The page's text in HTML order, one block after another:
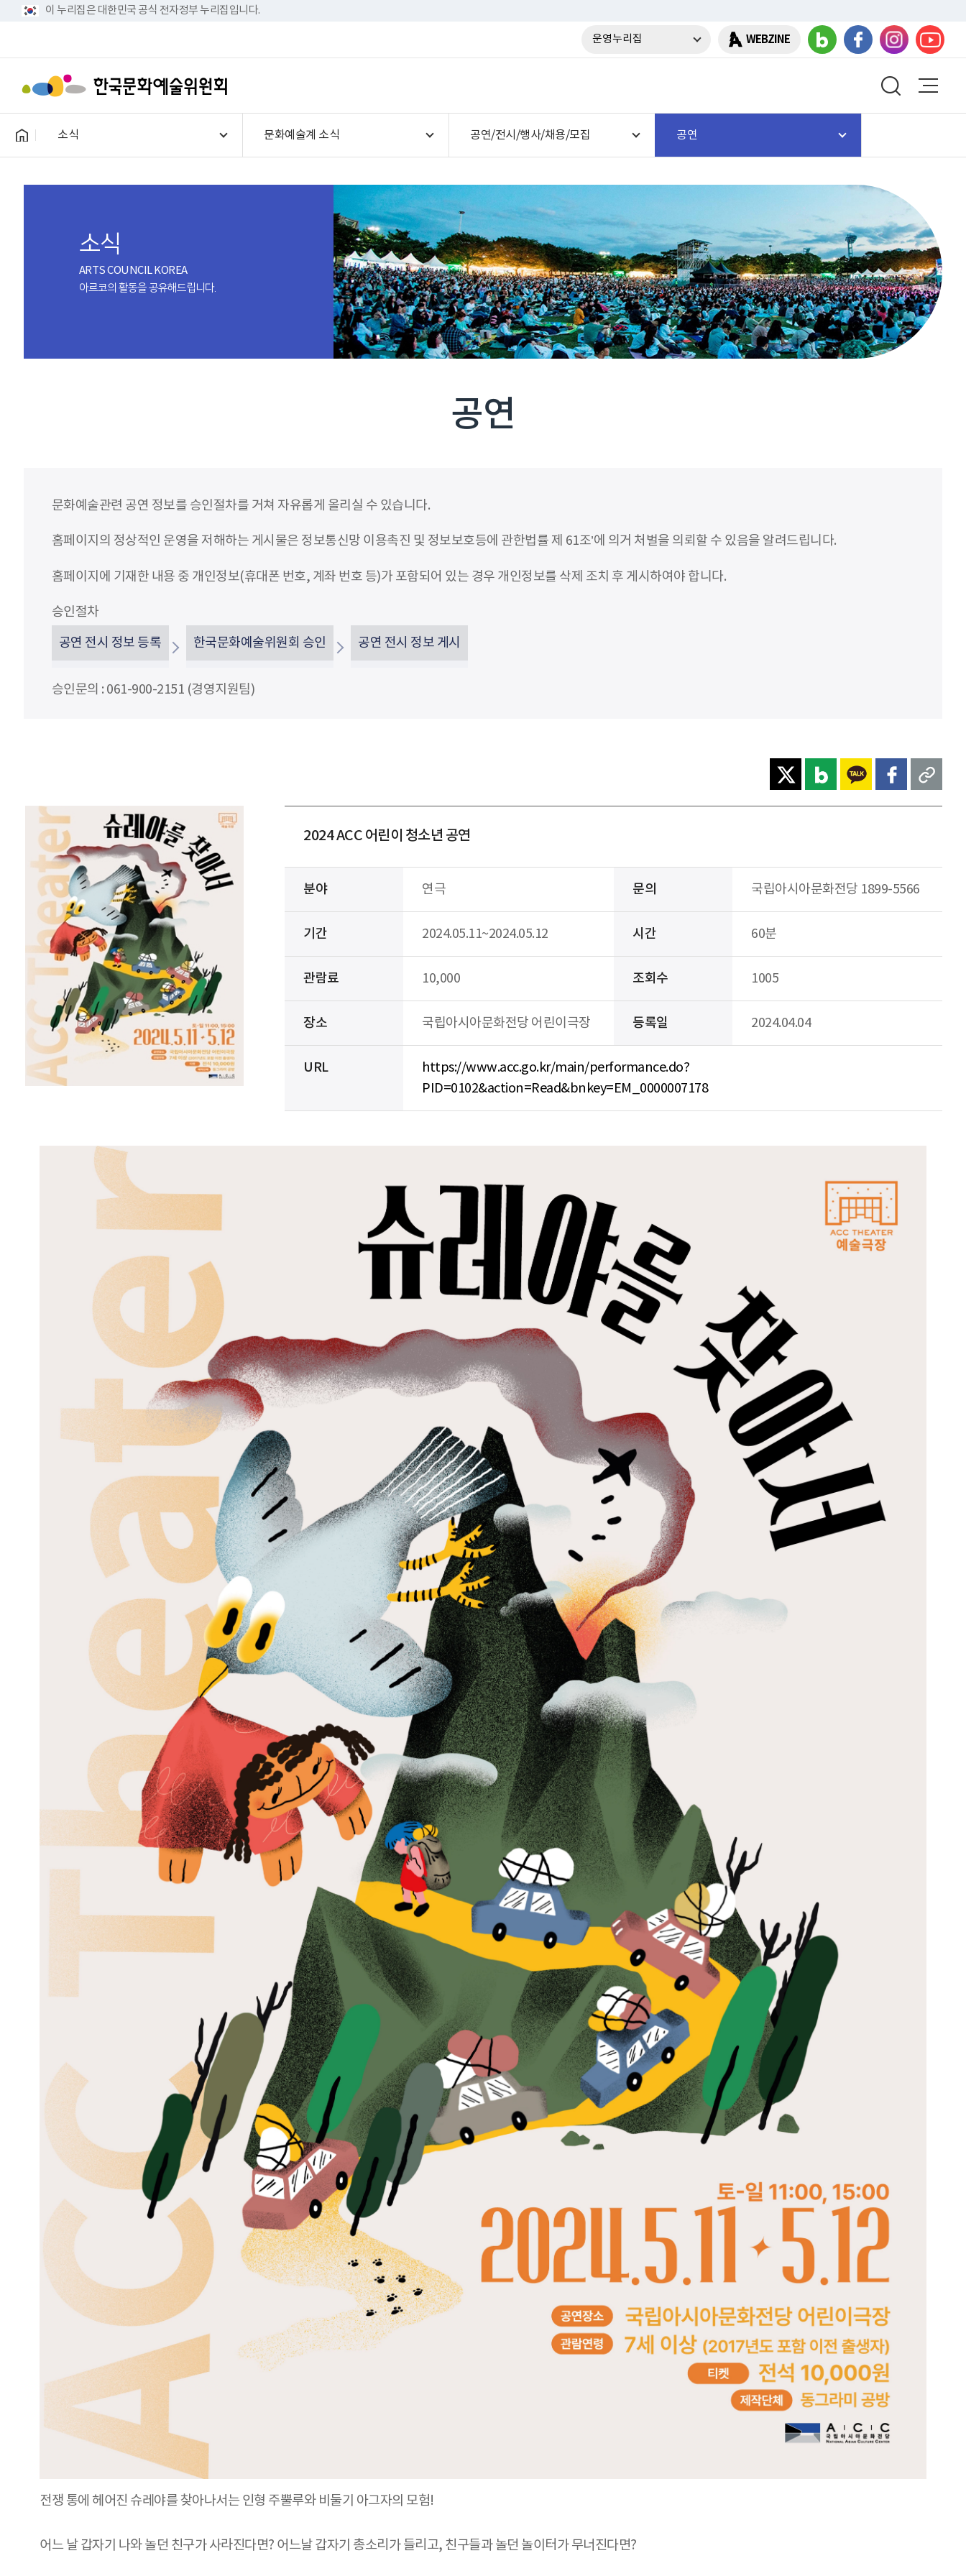
이 누리집은 대한민국 공식 전자정부 누리집입니다.
운영누리집 WEBZINE
소식 문화예술계 소식 공연/전시/행사/채용/모집 공연
소식
ARTS COUNCIL KOREA
아르코의 활동을 공유해드립니다.
공연
문화예술관련 공연 정보를 승인절차를 거쳐 자유롭게 올리실 수 있습니다.
홈페이지의 정상적인 운영을 저해하는 게시물은 정보통신망 이용촉진 및 정보보호등에 관한법률 제 61조’에 의거 처벌을 의뢰할 수 있음을 알려드립니다.
홈페이지에 기재한 내용 중 개인정보(휴대폰 번호, 계좌 번호 등)가 포함되어 있는 경우 개인정보를 삭제 조치 후 게시하여야 합니다.
승인절차
공연 전시 정보 등록 한국문화예술위원회 승인 공연 전시 정보 게시
승인문의 : 061-900-2151 (경영지원팀)
2024 ACC 어린이 청소년 공연
분야 연극 문의 국립아시아문화전당 1899-5566
기간 2024.05.11~2024.05.12 시간 60분
관람료 10,000 조회수 1005
장소 국립아시아문화전당 어린이극장 등록일 2024.04.04
URL
https://www.acc.go.kr/main/performance.do?
PID=0102&action=Read&bnkey=EM_0000007178
전쟁 통에 헤어진 슈레야를 찾아나서는 인형 주뿔루와 비둘기 아그자의 모험!
어느 날 갑자기 나와 놀던 친구가 사라진다면? 어느날 갑자기 총소리가 들리고, 친구들과 놀던 놀이터가 무너진다면?